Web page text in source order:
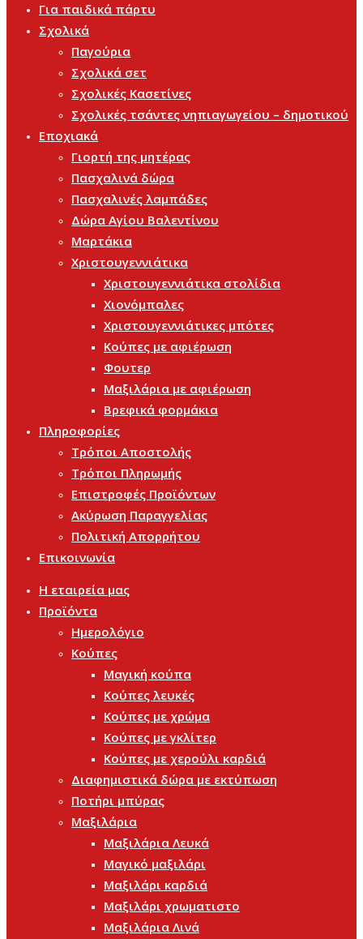
Για παιδικά πάρτυ
Σχολικά
Παγούρια
Σχολικά σετ
Σχολικές Κασετίνες
Σχολικές τσάντες νηπιαγωγείου – δημοτικού
Εποχιακά
Γιορτή της μητέρας
Πασχαλινά δώρα
Πασχαλινές λαμπάδες
Δώρα Αγίου Βαλεντίνου
Μαρτάκια
Χριστουγεννιάτικα
Χριστουγεννιάτικα στολίδια
Χιονόμπαλες
Χριστουγεννιάτικες μπότες
Κούπες με αφιέρωση
Φουτερ
Μαξιλάρια με αφιέρωση
Βρεφικά φορμάκια
Πληροφορίες
Τρόποι Αποστολής
Τρόποι Πληρωμής
Επιστροφές Προϊόντων
Ακύρωση Παραγγελίας
Πολιτική Απορρήτου
Επικοινωνία
Η εταιρεία μας
Προϊόντα
Ημερολόγιο
Κούπες
Μαγική κούπα
Κούπες λευκές
Κούπες με χρώμα
Κούπες με γκλίτερ
Κούπες με χερούλι καρδιά
Διαφημιστικά δώρα με εκτύπωση
Ποτήρι μπύρας
Μαξιλάρια
Μαξιλάρια Λευκά
Μαγικό μαξιλάρι
Μαξιλάρι καρδιά
Μαξιλάρι χρωματιστο
Μαξιλάρια Λινά